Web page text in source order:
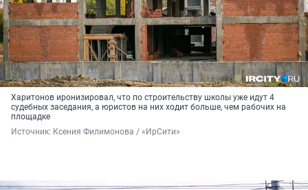
Харитонов иронизировал, что по строительству школы уже идут 4
судебных заседания, а юристов на них ходит больше, чем рабочих на
площадке
Источник: Ксения Филимонова / «ИрСити»